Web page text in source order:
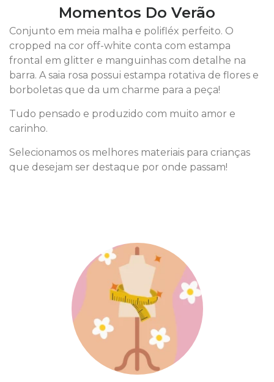
Momentos Do Verão
Conjunto em meia malha e polifléx perfeito. O
cropped na cor off-white conta com estampa
frontal em glitter e manguinhas com detalhe na
barra. A saia rosa possui estampa rotativa de flores e
borboletas que da um charme para a peça!
Tudo pensado e produzido com muito amor e
carinho.
Selecionamos os melhores materiais para crianças
que desejam ser destaque por onde passam!